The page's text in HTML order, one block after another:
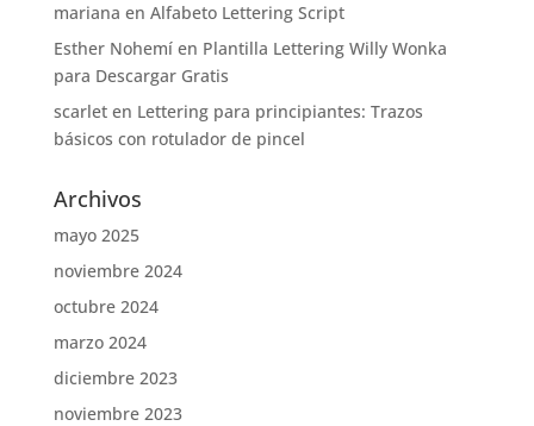
mariana en Alfabeto Lettering Script
Esther Nohemíen Plantilla Lettering Willy Wonka
para Descargar Gratis
scarleten Lettering para principiantes: Trazos
básicos con rotulador de pincel
Archivos
mayo 2025
noviembre 2024
octubre 2024
marzo 2024
diciembre 2023
noviembre 2023